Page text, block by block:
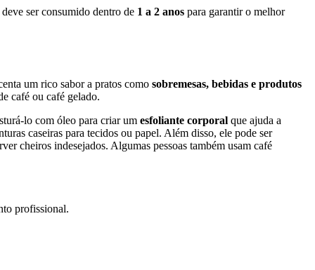
ser consumido dentro de 1 a 2 anos para garantir o melhor
um rico sabor a pratos como sobremesas, bebidas e produtos
café ou café gelado.
lo com óleo para criar um esfoliante corporal que ajuda a
caseiras para tecidos ou papel. Além disso, ele pode ser
cheiros indesejados. Algumas pessoas também usam café
profissional.